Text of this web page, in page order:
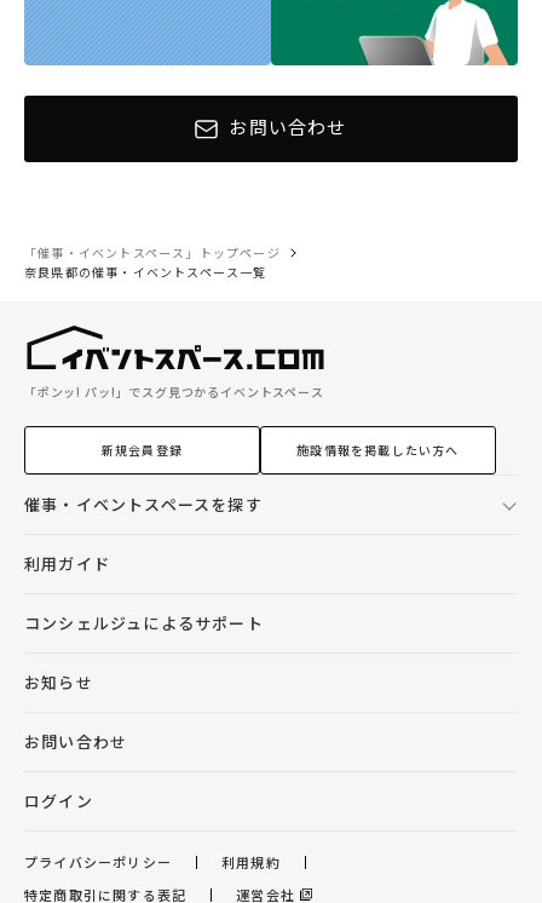
お問い合わせ
「催事・イベントスペース」トップページ
奈良県都の催事・イベントスペース一覧
「ポンッ! パッ!」でスグ見つかるイベントスペース
新規会員登録 施設情報を掲載したい方へ
催事・イベントスペースを探す
利用ガイド
コンシェルジュによるサポート
お知らせ
お問い合わせ
ログイン
プライバシーポリシー
利用規約
特定商取引に関する表記
運営会社